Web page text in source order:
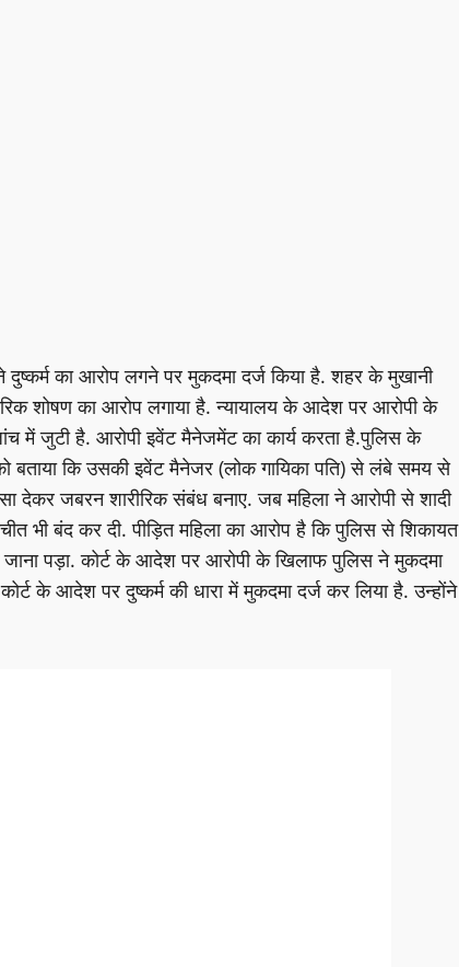
दुष्कर्म का आरोप लगने पर मुकदमा दर्ज किया है. शहर के मुखानी
शोषण का आरोप लगाया है. न्यायालय के आदेश पर आरोपी के
में जुटी है. आरोपी इवेंट मैनेजमेंट का कार्य करता है.पुलिस के
को बताया कि उसकी इवेंट मैनेजर (लोक गायिका पति) से लंबे समय से
देकर जबरन शारीरिक संबंध बनाए. जब महिला ने आरोपी से शादी
भी बंद कर दी. पीड़ित महिला का आरोप है कि पुलिस से शिकायत
जाना पड़ा. कोर्ट के आदेश पर आरोपी के खिलाफ पुलिस ने मुकदमा
के आदेश पर दुष्कर्म की धारा में मुकदमा दर्ज कर लिया है. उन्होंने